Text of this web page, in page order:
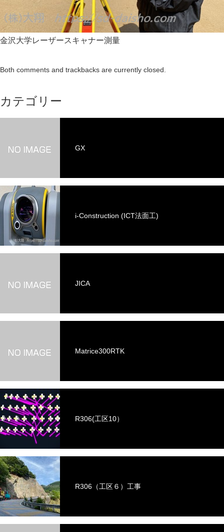
金沢大学レーザースキャナー測量
Both comments and trackbacks are currently closed.
カテゴリー
GX
i-Construction (ICT法面工)
JICA
Matrice300RTK
R306(工区10）
R306（工区６）工事